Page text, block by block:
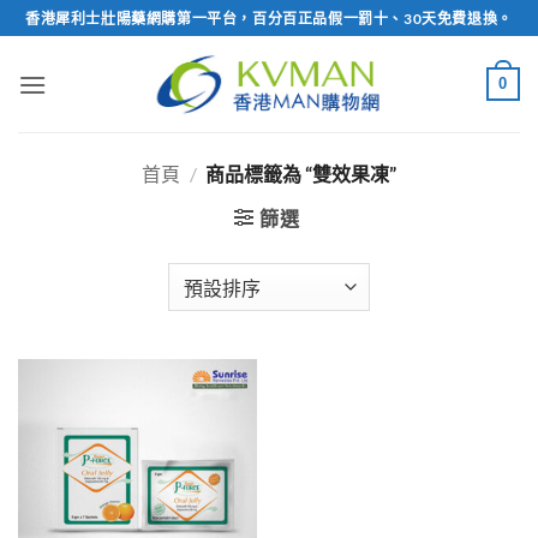
Skip
to
content
香港犀利士壯陽藥網購第一平台，百分百正品假一罰十、30天免費退換。
0
首頁 / 商品標籤為 “雙效果凍”
篩選